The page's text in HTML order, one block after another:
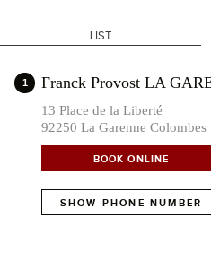
LIST
1 Franck Provost LA
13 Place de la Liberté
92250 La Garenne Colombes
BOOK ONLINE
SHOW PHONE NUMBER